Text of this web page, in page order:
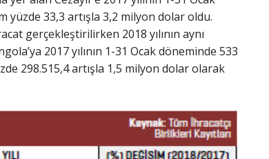
yüzde 33,3 artışla 3,2 milyon dolar oldu.
gerçekleştirilirken 2018 yılının aynı
2017 yılının 1-31 Ocak döneminde 533
298.515,4 artışla 1,5 milyon dolar olarak